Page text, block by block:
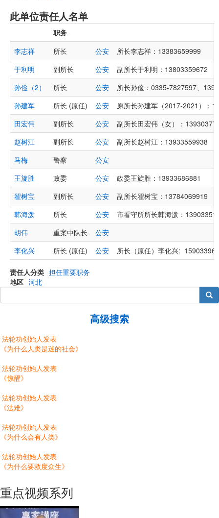
此单位责任人名单
职务
李志祥
所长 公安
所长李志祥：13383659999
于利明
副所长 公安
副所长于利明：13803359672
孙俭（2）
所长 公安
所长孙俭：0335-7827597、
孙建军
所长 (原任) 公安
原所长孙建军（2017-2021）：
田宏伟
副所长 公安
副所长田宏伟（女）：
赵树江
副所长 公安
副所长赵树江：13933559938
马梅
警察
公安
王旋胜
政委 公安
政委王旋胜：13933686881
翟树宝
副所长 公安
副所长翟树宝：13784069919
韩海泼
所长 公安
市看守所所长韩海泼：
胡伟
重案中队长
公安
李化兴
所长 (原任) 公安 所长（原任）李化兴:
责任人分类 担任重要职务
地区 河北
搜索
高级搜索
法轮功创始人发表
《为什么人类是迷的社会》
法轮功创始人发表
《惊醒》
法轮功创始人发表
《法难》
法轮功创始人发表
《为什么会有人类》
法轮功创始人发表
《为什么要救度众生》
重点视频系列